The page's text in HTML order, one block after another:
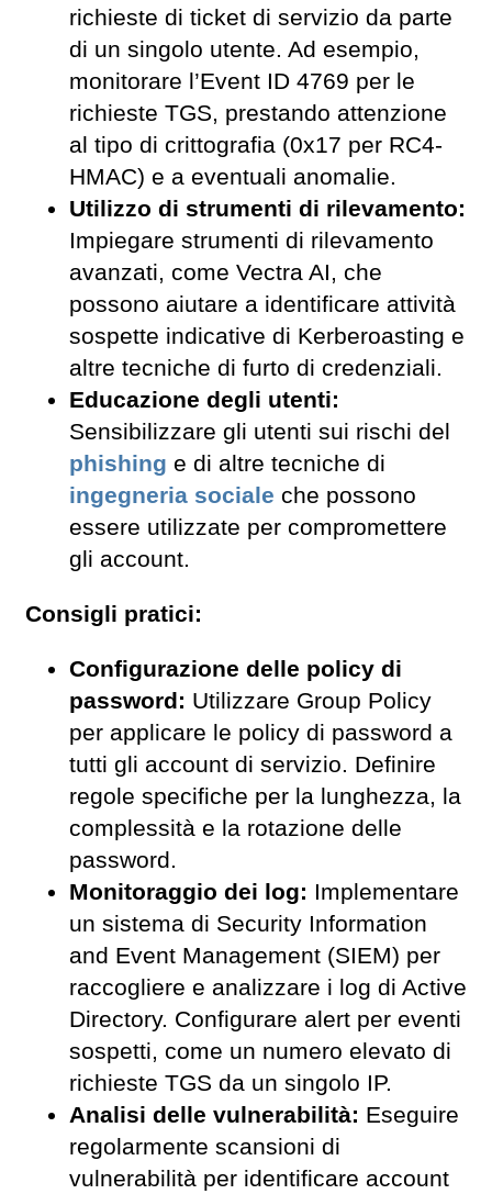
richieste di ticket di servizio da parte
di un singolo utente. Ad esempio,
monitorare l’Event ID 4769 per le
richieste TGS, prestando attenzione
al tipo di crittografia (0x17 per RC4-
HMAC) e a eventuali anomalie.
Utilizzo di strumenti di rilevamento:
Impiegare strumenti di rilevamento
avanzati, come Vectra AI, che
possono aiutare a identificare attività
sospette indicative di Kerberoasting e
altre tecniche di furto di credenziali.
Educazione degli utenti:
Sensibilizzare gli utenti sui rischi del
phishing e di altre tecniche di
ingegneria sociale che possono
essere utilizzate per compromettere
gli account.
Consigli pratici:
Configurazione delle policy di
password: Utilizzare Group Policy
per applicare le policy di password a
tutti gli account di servizio. Definire
regole specifiche per la lunghezza, la
complessità e la rotazione delle
password.
Monitoraggio dei log: Implementare
un sistema di Security Information
and Event Management (SIEM) per
raccogliere e analizzare i log di Active
Directory. Configurare alert per eventi
sospetti, come un numero elevato di
richieste TGS da un singolo IP.
Analisi delle vulnerabilità: Eseguire
regolarmente scansioni di
vulnerabilità per identificare account